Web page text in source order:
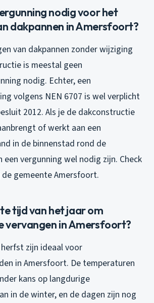
nodig voor het
dakpannen in Amersfoort?
van dakpannen zonder wijziging
is meestal geen
nodig. Echter, een
volgens NEN 6707 is wel verplicht
2012. Als je de dakconstructie
of werkt aan een
in de binnenstad rond de
een vergunning wel nodig zijn. Check
gemeente Amersfoort.
tijd van het jaar om
vervangen in Amersfoort?
zijn ideaal voor
in Amersfoort. De temperaturen
kans op langdurige
in de winter, en de dagen zijn nog